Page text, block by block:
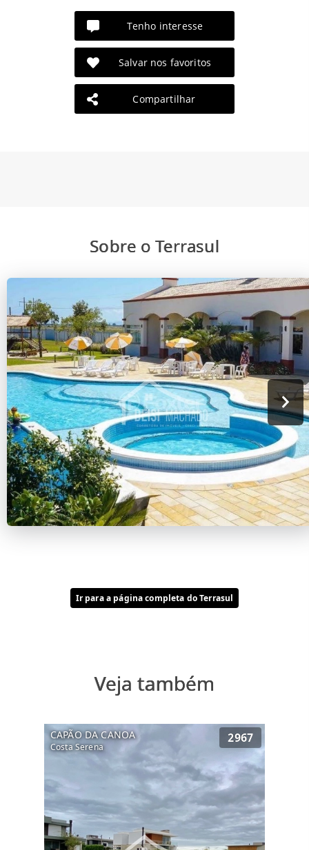
Tenho interesse
Salvar nos favoritos
Compartilhar
Sobre o Terrasul
Ir para a página completa do Terrasul
Veja também
CAPÃO DA CANOA
Costa Serena
2967